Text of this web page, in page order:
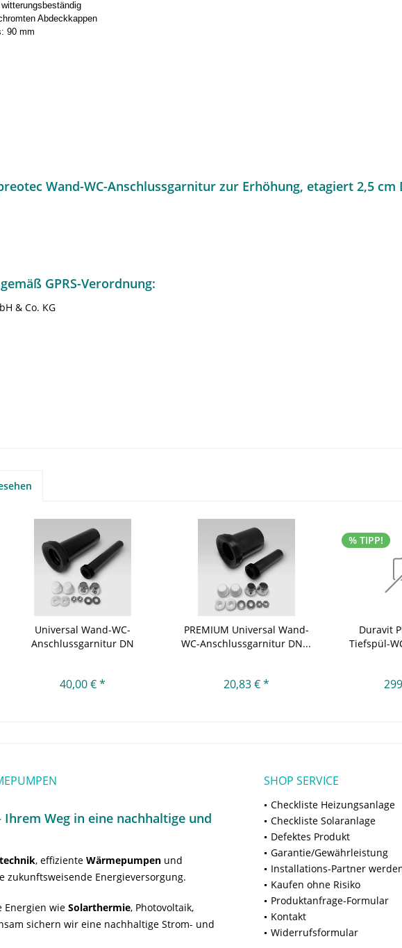
Abdeckkappen
90 mm
Wand-WC-Anschlussgarnitur zur Erhöhung, etagiert 2,5 cm
GPRS-Verordnung:
& Co. KG
Universal Wand-WC-
Anschlussgarnitur DN
40,00 € *
PREMIUM Universal Wand-
WC-Anschlussgarnitur DN...
20,83 € *
% TIPP!
Duravit
Tiefspül-
Weg in eine nachhaltige und
, effiziente Wärmepumpen und
zukunftsweisende Energieversorgung.
Energien wie Solarthermie, Photovoltaik,
sichern wir eine nachhaltige Strom- und
SHOP SERVICE
Checkliste Heizungsanlage
Checkliste Solaranlage
Defektes Produkt
Garantie/Gewährleistung
Installations-Partner
Kaufen ohne Risiko
Produktanfrage-Formular
Kontakt
Widerrufsformular